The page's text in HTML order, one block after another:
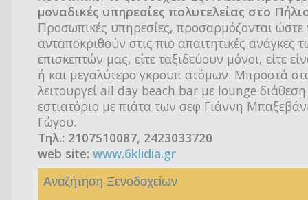
μοναδικές υπηρεσίες πολυτελείας στο
Προσωπικές υπηρεσίες, προσαρμόζονται ώστε
ανταποκριθούν στις πιο απαιτητικές ανάγκες
επισκεπτών μας, είτε ταξιδεύουν μόνοι, είτε
ή και μεγαλύτερο γκρουπ ατόμων. Μπροστά
λειτουργεί all day beach bar με lounge διάθεση
εστιατόριο με πιάτα των σεφ Γιάννη
Γώγου.
Τηλ.: 2107510087, 2423033720
web site: www.6klidia.gr
Αναζήτηση Ξενοδοχείων